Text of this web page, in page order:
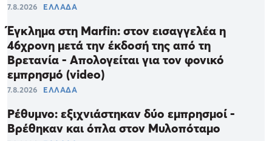
7.8.2026 ΕΛΛΑΔΑ
Έγκλημα στη Marfin: στον εισαγγελέα η
46χρονη μετά την έκδοσή της από τη
Βρετανία - Απολογείται για τον φονικό
εμπρησμό (video)
7.8.2026 ΕΛΛΑΔΑ
Ρέθυμνο: εξιχνιάστηκαν δύο εμπρησμοί -
Βρέθηκαν και όπλα στον Μυλοπόταμο